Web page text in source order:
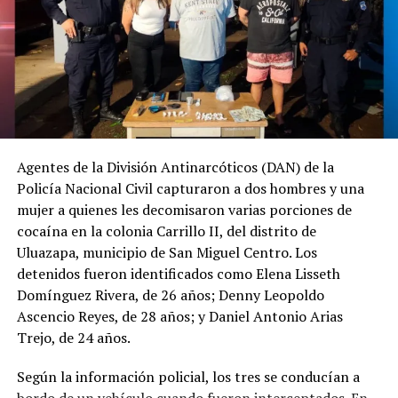
Plan Inverno Capital 2022
2 mayo, 2022
En «Nacionales»
gestión con megajornada de
limpieza
1 mayo, 2021
En «Nacionales»
Plan “Una obra por día” llega
a las comunidades de San
Salvador para el desarrollo
social de la capital
19 julio, 2021
En «Nacionales»
RELATED TOPICS:
ALCALDE MARIO DURAN
PLAN INVERNAL
UP NEXT
Gobierno se une a la semana mundial del parto en la
Agentes de la División Antinarcóticos (DAN) de la
Policía Nacional Civil capturaron a dos hombres y una
mujer a quienes les decomisaron varias porciones de
cocaína en la colonia Carrillo II, del distrito de
Uluazapa, municipio de San Miguel Centro. Los
detenidos fueron identificados como Elena Lisseth
Domínguez Rivera, de 26 años; Denny Leopoldo
Ascencio Reyes, de 28 años; y Daniel Antonio Arias
Trejo, de 24 años.
Según la información policial, los tres se conducían a